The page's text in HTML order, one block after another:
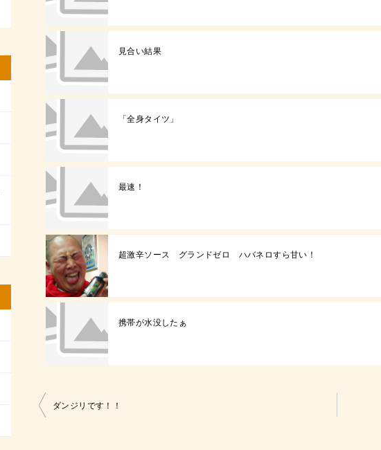
見合い結果
「全身タイツ」
最速！
超激辛ソース グランドゼロ ハバネロすら甘い！
携帯が水没したぁ
投
ダンジリです！！